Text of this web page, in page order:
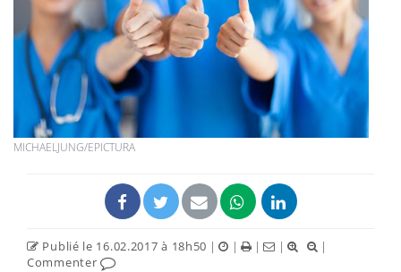
MICHAELJUNG/EPICTURA
Publié le 16.02.2017 à 18h50 | | | |
|
Commenter